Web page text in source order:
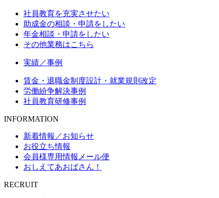
社員教育を充実させたい
助成金の相談・申請をしたい
年金相談・申請をしたい
その他業務はこちら
実績／事例
賃金・退職金制度設計・就業規則改定
労働紛争解決事例
社員教育研修事例
INFORMATION
新着情報／お知らせ
お役立ち情報
会員様専用情報メール便
おしえてあおばさん！
RECRUIT